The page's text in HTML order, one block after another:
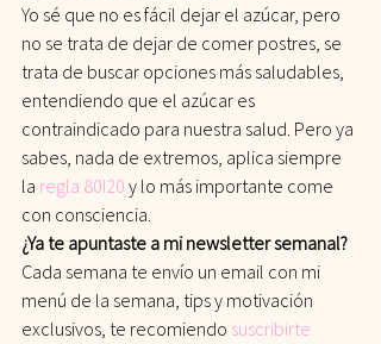
Yo sé que no es fácil dejar el azúcar, pero
no se trata de dejar de comer postres, se
trata de buscar opciones más saludables,
entendiendo que el azúcar es
contraindicado para nuestra salud. Pero ya
sabes, nada de extremos, aplica siempre
la regla 80I20 y lo más importante come
con consciencia.
¿Ya te apuntaste a mi newsletter semanal?
Cada semana te envío un email con mi
menú de la semana, tips y motivación
exclusivos, te recomiendo suscribirte